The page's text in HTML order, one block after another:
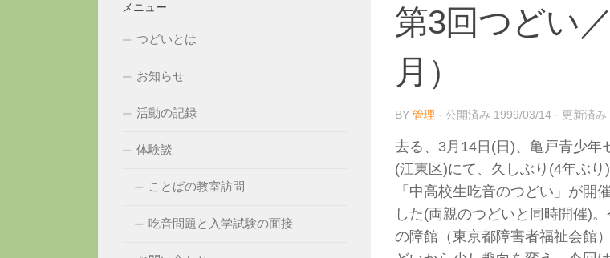
第3回つどい
月）
BY 管理 · 公開済み 1999/03/14 · 更新済み
去る、3月14日(日)、亀戸青少年
(江東区)にて、久しぶり(4年ぶり)
「中高校生吃音のつどい」が開
した(両親のつどいと同時開催)
の障館（東京都障害者福祉会館
メニュー
つどいとは
お知らせ
活動の記録
体験談
ことばの教室訪問
吃音問題と入学試験の面接